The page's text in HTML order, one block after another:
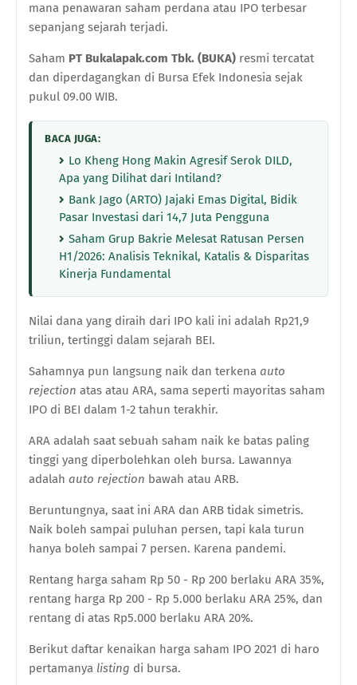
mana penawaran saham perdana atau IPO terbesar
sepanjang sejarah terjadi.
Saham PT Bukalapak.com Tbk. (BUKA) resmi tercatat
dan diperdagangkan di Bursa Efek Indonesia sejak
pukul 09.00 WIB.
BACA JUGA:
Lo Kheng Hong Makin Agresif Serok DILD,
Apa yang Dilihat dari Intiland?
Bank Jago (ARTO) Jajaki Emas Digital, Bidik
Pasar Investasi dari 14,7 Juta Pengguna
Saham Grup Bakrie Melesat Ratusan Persen
H1/2026: Analisis Teknikal, Katalis & Disparitas
Kinerja Fundamental
Nilai dana yang diraih dari IPO kali ini adalah Rp21,9
triliun, tertinggi dalam sejarah BEI.
Sahamnya pun langsung naik dan terkena auto
rejection atas atau ARA, sama seperti mayoritas saham
IPO di BEI dalam 1-2 tahun terakhir.
ARA adalah saat sebuah saham naik ke batas paling
tinggi yang diperbolehkan oleh bursa. Lawannya
adalah auto rejection bawah atau ARB.
Beruntungnya, saat ini ARA dan ARB tidak simetris.
Naik boleh sampai puluhan persen, tapi kala turun
hanya boleh sampai 7 persen. Karena pandemi.
Rentang harga saham Rp 50 - Rp 200 berlaku ARA 35%,
rentang harga Rp 200 - Rp 5.000 berlaku ARA 25%, dan
rentang di atas Rp5.000 berlaku ARA 20%.
Berikut daftar kenaikan harga saham IPO 2021 di haro
pertamanya listing di bursa.